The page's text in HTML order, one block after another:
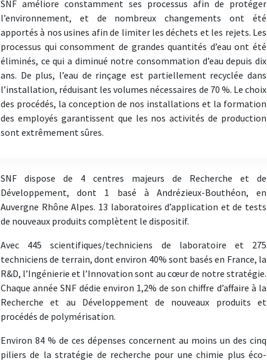
SNF améliore constamment ses processus afin de protéger
l’environnement, et de nombreux changements ont été
apportés à nos usines afin de limiter les déchets et les rejets. Les
processus qui consomment de grandes quantités d’eau ont été
éliminés, ce qui a diminué notre consommation d’eau depuis dix
ans. De plus, l’eau de rinçage est partiellement recyclée dans
l’installation, réduisant les volumes nécessaires de 70 %. Le choix
des procédés, la conception de nos installations et la formation
des employés garantissent que les nos activités de production
sont extrêmement sûres.
SNF dispose de 4 centres majeurs de Recherche et de
Développement, dont 1 basé à Andrézieux-Bouthéon, en
Auvergne Rhône Alpes. 13 laboratoires d’application et de tests
de nouveaux produits complètent le dispositif.
Avec 445 scientifiques/techniciens de laboratoire et 275
techniciens de terrain, dont environ 40% sont basés en France, la
R&D, l’Ingénierie et l’Innovation sont au cœur de notre stratégie.
Chaque année SNF dédie environ 1,2% de son chiffre d’affaire à la
Recherche et au Développement de nouveaux produits et
procédés de polymérisation.
Environ 84 % de ces dépenses concernent au moins un des cinq
piliers de la stratégie de recherche pour une chimie plus éco-